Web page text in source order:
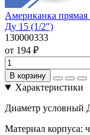
Американка
Ду 15 (1/2")
130000333
от 194 ₽
В корзину
Характеристики
Диаметр условный
Материал корпуса: